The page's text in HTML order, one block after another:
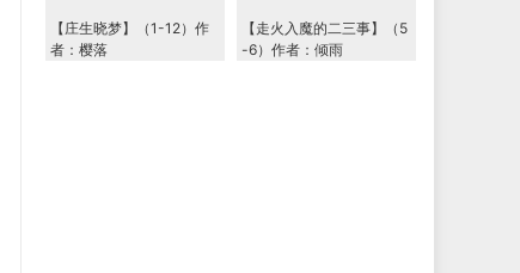
【庄生晓梦】（1-12）作
者：樱落
【走火入魔的二三事】（5
-6）作者：倾雨